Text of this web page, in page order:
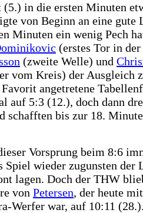
in die ersten Minuten
von Beginn an eine gute
Minuten ein wenig Pech
(erstes Tor in der
(zweite Welle) und
vom Kreis) der Ausgleich
angetretene
auf 5:3 (12.), doch dann
schafften bis zur 18.
Vorsprung beim 8:6
Spiel wieder zugunsten der
lagen. Doch der THW
von Petersen, der heute
Werfer war, auf 10:11